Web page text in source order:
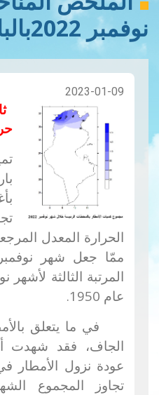
نوفمبر 2022بالبالد التونسية
2023-01-09
ممّا جعل شهر
المرتبة الثالثة
عام 1950
.
في ما يتعلق
الجاف، فقد شهدت
عودة نزول الأمطار
تجاوز المجموع